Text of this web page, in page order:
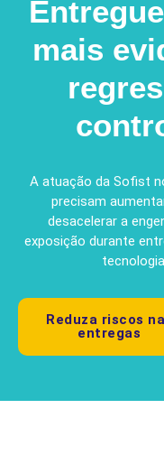
mais
A atuação da Sofist
precisam
desacelerar a
exposição durante
Reduza riscos
entregas